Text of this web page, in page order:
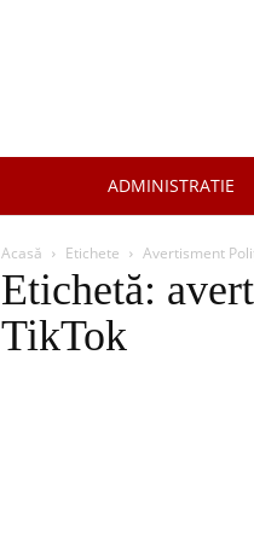
ADMINISTRATIE
Acasă Etichete Avertisment
Etichetă:
TikTok